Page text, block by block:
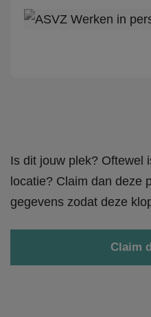
Is dit jouw plek? Oftewel
locatie? Claim dan deze
gegevens zodat deze
Claim